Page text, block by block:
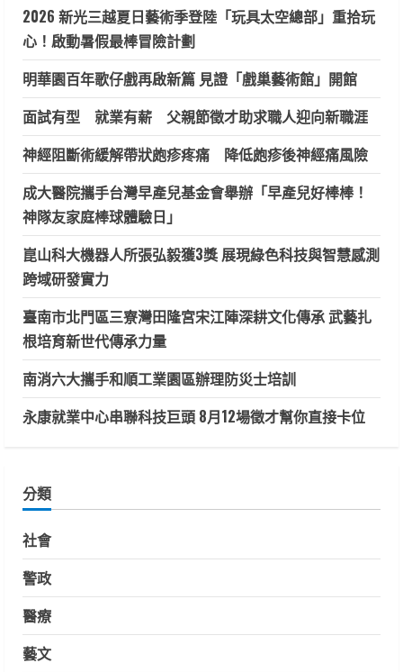
2026 新光三越夏日藝術季登陸「玩具太空總部」重拾玩
心！啟動暑假最棒冒險計劃
明華園百年歌仔戲再啟新篇 見證「戲巢藝術館」開館
面試有型 就業有薪 父親節徵才助求職人迎向新職涯
神經阻斷術緩解帶狀皰疹疼痛 降低皰疹後神經痛風險
成大醫院攜手台灣早產兒基金會舉辦「早產兒好棒棒！
神隊友家庭棒球體驗日」
崑山科大機器人所張弘毅獲3獎 展現綠色科技與智慧感測
跨域研發實力
臺南市北門區三寮灣田隆宮宋江陣深耕文化傳承 武藝扎
根培育新世代傳承力量
南消六大攜手和順工業園區辦理防災士培訓
永康就業中心串聯科技巨頭 8月12場徵才幫你直接卡位
分類
社會
警政
醫療
藝文